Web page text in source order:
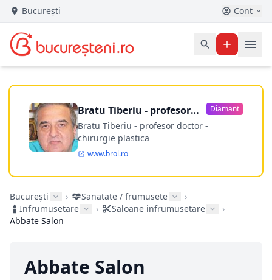
București Cont
Bratu Tiberiu - profesor
doctor
Diamant
Bratu Tiberiu - profesor doctor -
chirurgie plastica
www.brol.ro
București › Sanatate / frumusete
›
Infrumusetare
› Saloane infrumusetare
›
Abbate Salon
Abbate Salon